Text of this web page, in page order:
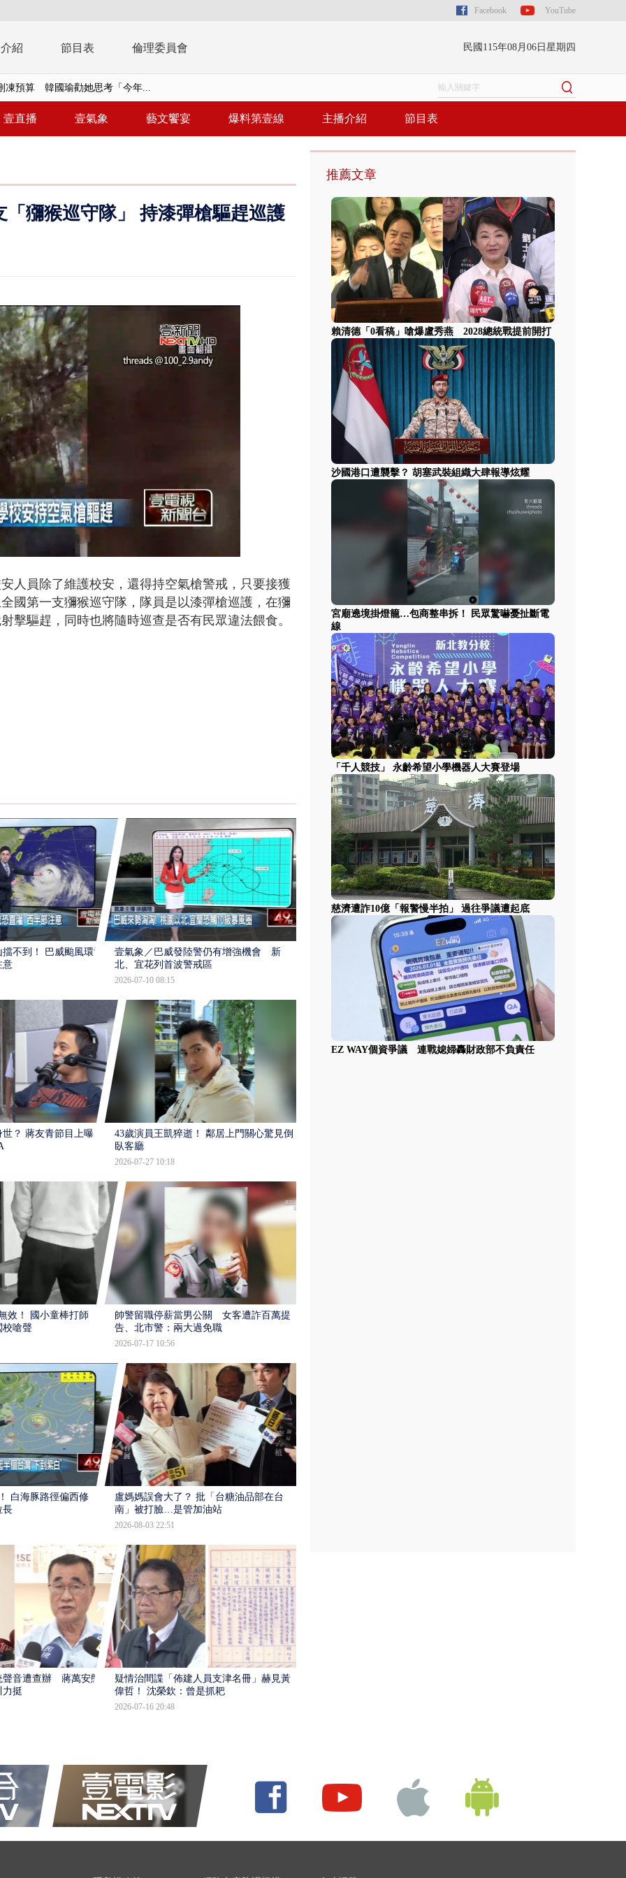
Facebook YouTube
紹 節目表 倫理委員會 民國115年08月06日星期四
凍預算 韓國瑜勸她思考「今年...
」嗆爆盧秀燕 2028總統戰提...
市「颱風整備假」？ 蔣萬安...
女律師涉龐大洗錢鏈 通緝港...
壹直播 壹氣象 藝文饗宴 爆料第壹線 主播介紹 節目表
獼猴巡守隊」 持漆彈槍驅趕巡護
人員除了維護校安，還得持空氣槍警戒，只要接獲
國第一支獼猴巡守隊，隊員是以漆彈槍巡護，在獼
擊驅趕，同時也將隨時巡查是否有民眾違法餵食。
不到！ 巴威颱風環流
意
壹氣象／巴威發陸警仍有增強機會 新
北、宜花列首波警戒區
2026-07-10 08:15
？ 蔣友青節目上曝：
43歲演員王凱猝逝！ 鄰居上門關心驚見倒
臥客廳
2026-07-27 10:18
效！ 國小童棒打師
嗆聲
帥警留職停薪當男公關 女客遭詐百萬提
告、北市警：兩大過免職
2026-07-17 10:56
白海豚路徑偏西修
長
盧媽媽誤會大了？ 批「台糖油品部在台
南」被打臉…是管加油站
2026-08-03 22:51
聲音遭查辦 蔣萬安態
力挺
疑情治間諜「佈建人員支津名冊」赫見黃
偉哲！ 沈榮欽：曾是抓耙
2026-07-16 20:48
推薦文章
賴清德「0看稿」嗆爆盧秀燕 2028總統戰提前開打
沙國港口遭襲擊？ 胡塞武裝組織大肆報導炫耀
宮廟遶境掛燈籠…包商整串拆！ 民眾驚嚇憂扯斷電
線
「千人競技」 永齡希望小學機器人大賽登場
慈濟遭詐10億「報警慢半拍」 過往爭議遭起底
EZ WAY個資爭議 連戰媳婦轟財政部不負責任